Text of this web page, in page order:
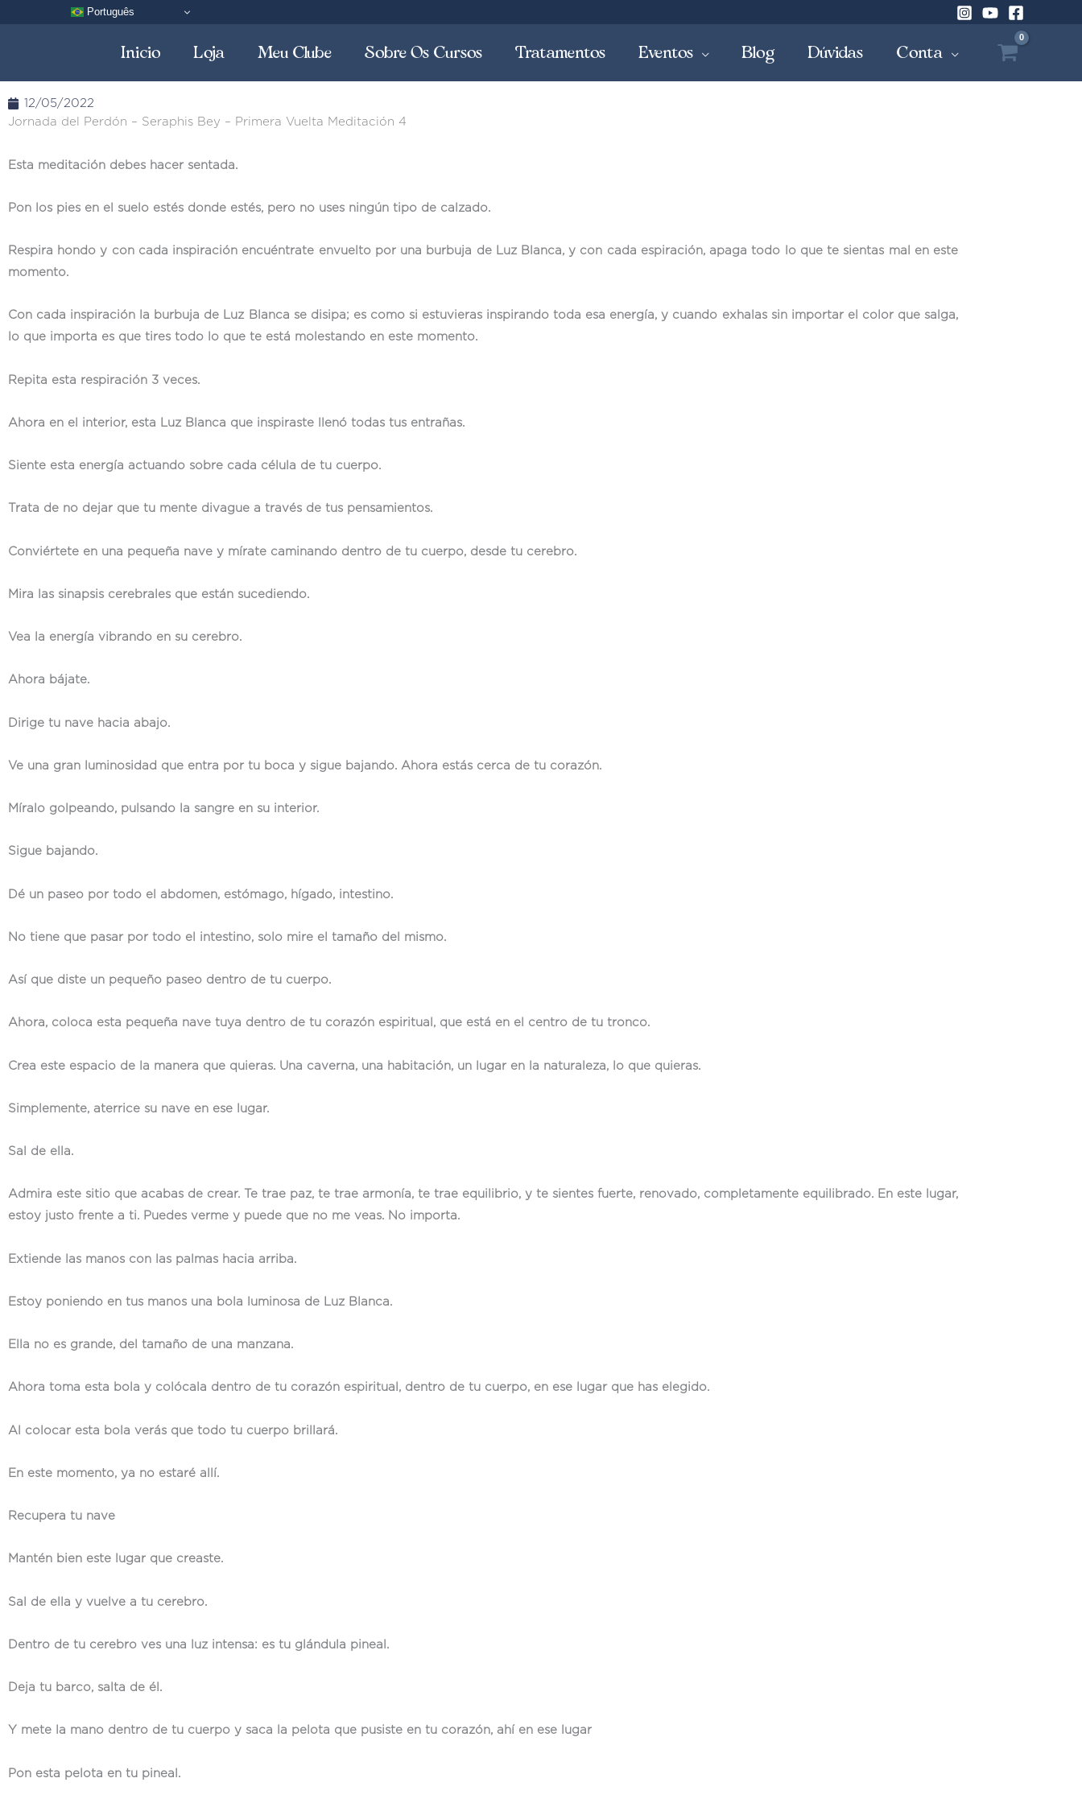
Português
Inicio Loja Meu Clube Sobre Os Cursos Tratamentos Eventos Blog Dúvidas Conta
12/05/2022
Jornada del Perdón – Seraphis Bey – Primera Vuelta Meditación 4
Esta meditación debes hacer sentada.
Pon los pies en el suelo estés donde estés, pero no uses ningún tipo de calzado.
Respira hondo y con cada inspiración encuéntrate envuelto por una burbuja de Luz Blanca, y con cada espiración, apaga todo lo que te sientas mal en este
momento.
Con cada inspiración la burbuja de Luz Blanca se disipa; es como si estuvieras inspirando toda esa energía, y cuando exhalas sin importar el color que salga,
lo que importa es que tires todo lo que te está molestando en este momento.
Repita esta respiración 3 veces.
Ahora en el interior, esta Luz Blanca que inspiraste llenó todas tus entrañas.
Siente esta energía actuando sobre cada célula de tu cuerpo.
Trata de no dejar que tu mente divague a través de tus pensamientos.
Conviértete en una pequeña nave y mírate caminando dentro de tu cuerpo, desde tu cerebro.
Mira las sinapsis cerebrales que están sucediendo.
Vea la energía vibrando en su cerebro.
Ahora bájate.
Dirige tu nave hacia abajo.
Ve una gran luminosidad que entra por tu boca y sigue bajando. Ahora estás cerca de tu corazón.
Míralo golpeando, pulsando la sangre en su interior.
Sigue bajando.
Dé un paseo por todo el abdomen, estómago, hígado, intestino.
No tiene que pasar por todo el intestino, solo mire el tamaño del mismo.
Así que diste un pequeño paseo dentro de tu cuerpo.
Ahora, coloca esta pequeña nave tuya dentro de tu corazón espiritual, que está en el centro de tu tronco.
Crea este espacio de la manera que quieras. Una caverna, una habitación, un lugar en la naturaleza, lo que quieras.
Simplemente, aterrice su nave en ese lugar.
Sal de ella.
Admira este sitio que acabas de crear. Te trae paz, te trae armonía, te trae equilibrio, y te sientes fuerte, renovado, completamente equilibrado. En este lugar,
estoy justo frente a ti. Puedes verme y puede que no me veas. No importa.
Extiende las manos con las palmas hacia arriba.
Estoy poniendo en tus manos una bola luminosa de Luz Blanca.
Ella no es grande, del tamaño de una manzana.
Ahora toma esta bola y colócala dentro de tu corazón espiritual, dentro de tu cuerpo, en ese lugar que has elegido.
Al colocar esta bola verás que todo tu cuerpo brillará.
En este momento, ya no estaré allí.
Recupera tu nave
Mantén bien este lugar que creaste.
Sal de ella y vuelve a tu cerebro.
Dentro de tu cerebro ves una luz intensa: es tu glándula pineal.
Deja tu barco, salta de él.
Y mete la mano dentro de tu cuerpo y saca la pelota que pusiste en tu corazón, ahí en ese lugar
Pon esta pelota en tu pineal.